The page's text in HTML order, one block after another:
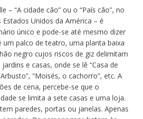
– “A cidade cão” ou o “País cão”, no
Unidos da América – é
único e pode-se até mesmo dizer
um palco de teatro, uma planta baixa
negro cujos riscos de giz delimitam
e casas, onde se lê “Casa de
“Moisés, o cachorro”, etc. A
de cena, percebe-se que o
se limita a sete casas e uma loja.
paredes, portas ou janelas. Apenas